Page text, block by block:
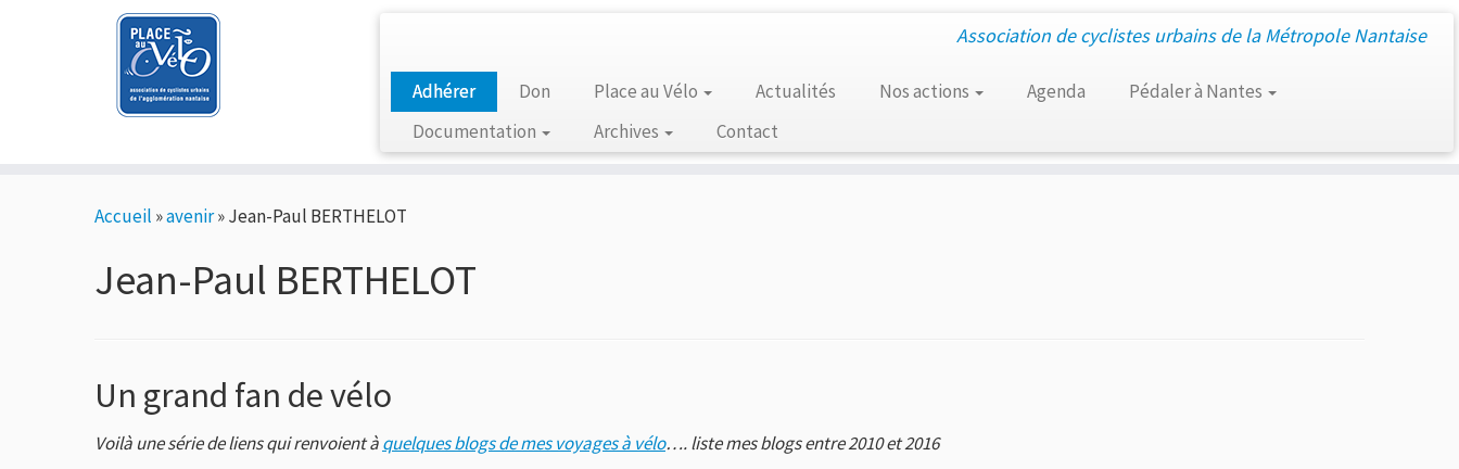
Association de cyclistes urbains de la Métropole Nantaise
Adhérer Don Place au Vélo Actualités Nos actions Agenda
Pédaler à Nantes
Documentation
Archives Contact
Accueil »avenir»Jean-Paul BERTHELOT
Jean-Paul BERTHELOT
Un grand fan de vélo
Voilà une série de liens qui renvoient àquelques blogs de mes voyages à vélo…. liste mes blogs entre 2010 et 2016